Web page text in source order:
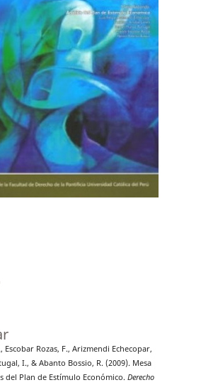
Escobar Rozas, F., Arizmendi Echecopar,
I., & Abanto Bossio, R. (2009). Mesa
del Plan de Estímulo Económico. Derecho